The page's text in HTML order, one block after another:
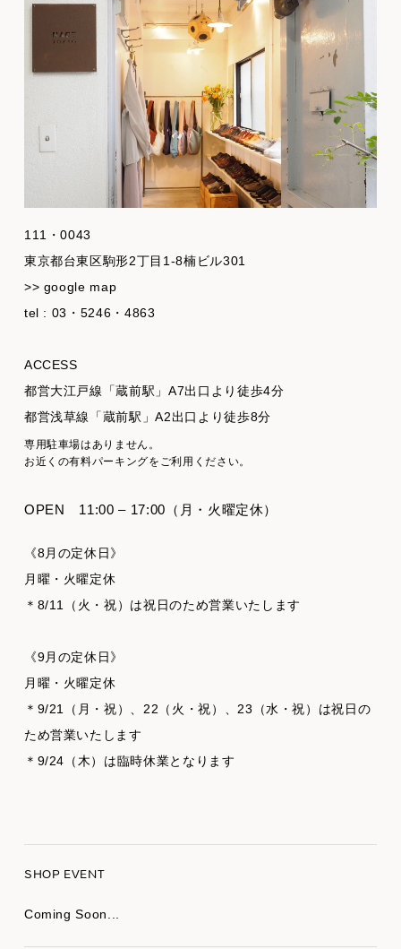
111・0043
東京都台東区駒形2丁目1-8楠ビル301
>> google map
tel : 03・5246・4863
ACCESS
都営大江戸線「蔵前駅」A7出口より徒歩4分
都営浅草線「蔵前駅」A2出口より徒歩8分
専用駐車場はありません。
お近くの有料パーキングをご利用ください。
OPEN 11:00 – 17:00（月・火曜定休）
《8月の定休日》
月曜・火曜定休
＊8/11（火・祝）は祝日のため営業いたします
《9月の定休日》
月曜・火曜定休
＊9/21（月・祝）、22（火・祝）、23（水・祝）は祝日の
ため営業いたします
＊9/24（木）は臨時休業となります
SHOP EVENT
Coming Soon...